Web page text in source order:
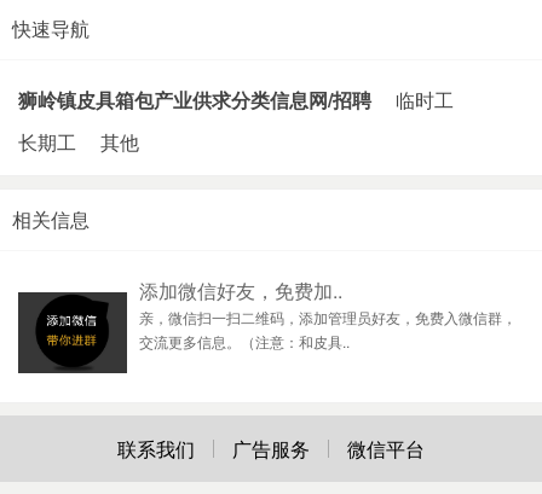
快速导航
狮岭镇皮具箱包产业供求分类信息网/招聘
临时工
长期工
其他
相关信息
添加微信好友，免费加..
亲，微信扫一扫二维码，添加管理员好友，免费入微信群，
交流更多信息。（注意：和皮具..
联系我们 广告服务 微信平台